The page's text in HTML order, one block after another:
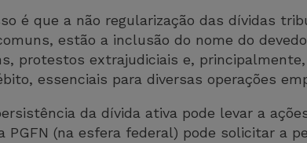
é que a não regularização das dívidas
estão a inclusão do nome do
protestos extrajudiciais e,
essenciais para diversas operações
da dívida ativa pode levar a
PGFN (na esfera federal) pode solicitar a